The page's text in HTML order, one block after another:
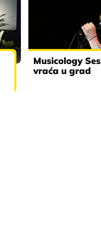
Musicology
vraća u grad